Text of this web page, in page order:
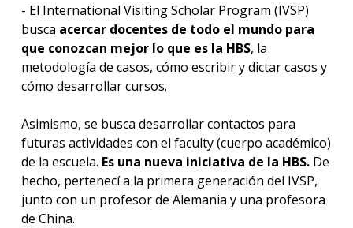
- El International Visiting Scholar Program (IVSP)
busca acercar docentes de todo el mundo para
que conozcan mejor lo que es la HBS, la
metodología de casos, cómo escribir y dictar casos y
cómo desarrollar cursos.
Asimismo, se busca desarrollar contactos para
futuras actividades con el faculty (cuerpo académico)
de la escuela. Es una nueva iniciativa de la HBS.De
hecho, pertenecí a la primera generación del IVSP,
junto con un profesor de Alemania y una profesora
de China.